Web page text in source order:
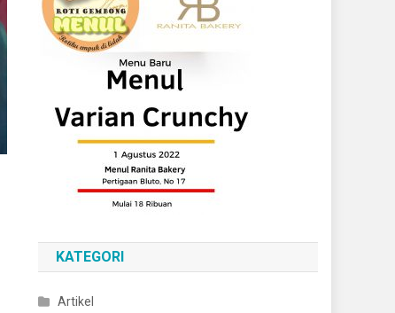
KATEGORI
Artikel